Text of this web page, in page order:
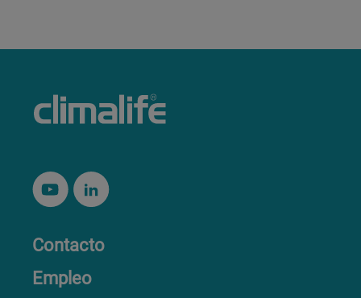
Contacto
Empleo